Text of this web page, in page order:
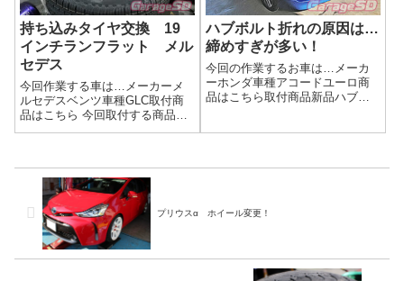
持ち込みタイヤ交換 19
インチランフラット メル
セデス
今回作業する車は…メーカーメ
ルセデスベンツ車種GLC取付商
品はこちら 今回取付する商品
は…PIRELLI 235/55R19 ランフ
ンフラットはとても固いので、
リムを傷つけないように...
ハブボルト折れの原因は…
締めすぎが多い！
今回の作業するお車は…メーカ
ーホンダ車種アコードユーロ商
品はこちら取付商品新品ハブボ
原因1. 過大トルク（締めすぎ）
プリウスα ホイール変更！